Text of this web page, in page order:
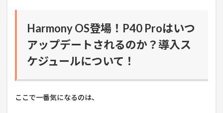
Harmony OS登場！P40 Proはいつ
アップデートされるのか？導入ス
ケジュールについて！
ここで一番気になるのは、